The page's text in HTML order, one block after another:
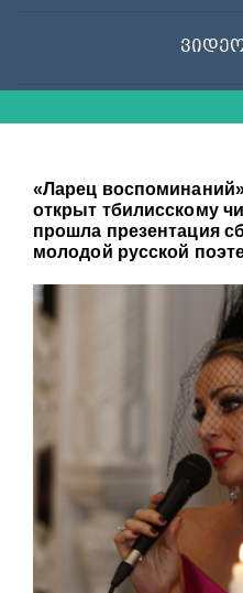
«Ларец
открыт тбилисскому
прошла презентация
молодой русской